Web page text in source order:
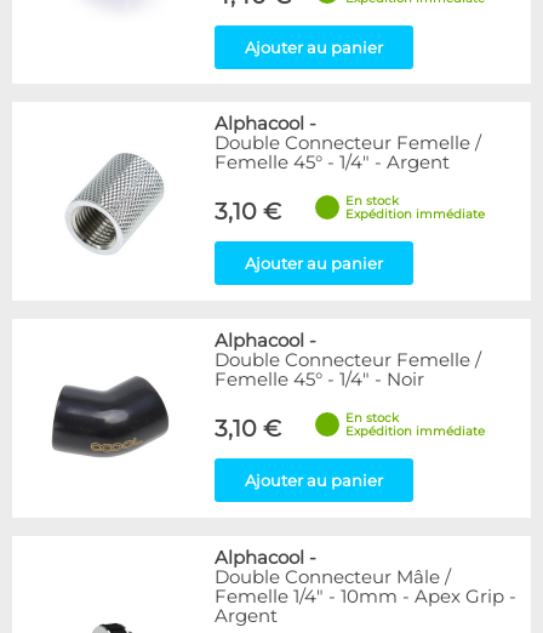
Ajouter au panier
Alphacool -
Double Connecteur Femelle /
Femelle 45° - 1/4" - Argent
3,10 €
En stock
Expédition immédiate
Ajouter au panier
Alphacool -
Double Connecteur Femelle /
Femelle 45° - 1/4" - Noir
3,10 €
En stock
Expédition immédiate
Ajouter au panier
Alphacool -
Double Connecteur Mâle /
Femelle 1/4" - 10mm - Apex Grip -
Argent